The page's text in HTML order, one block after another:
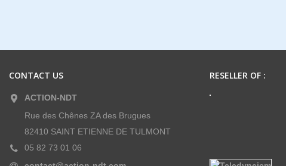
CONTACT US
ACTION-NDT
Rue des Chênes ZA des Brugues
82410 SAINT ETIENNE DE TULMONT
05 82 73 01 06
RESELLER OF :